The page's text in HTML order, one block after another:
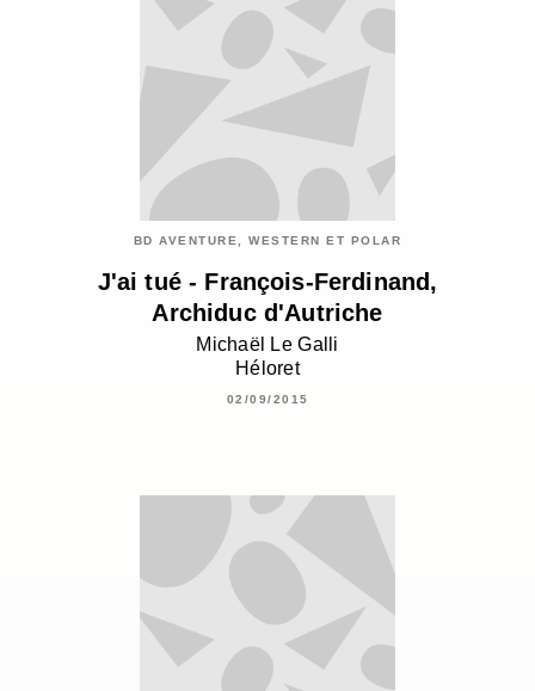
BD AVENTURE, WESTERN ET POLAR
J'ai tué - François-Ferdinand,
Archiduc d'Autriche
Michaël Le Galli
Héloret
02/09/2015